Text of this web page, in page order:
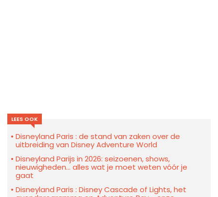
LEES OOK
Disneyland Paris : de stand van zaken over de
uitbreiding van Disney Adventure World
Disneyland Parijs in 2026: seizoenen, shows,
nieuwigheden… alles wat je moet weten vóór je
gaat
Disneyland Paris : Disney Cascade of Lights, het